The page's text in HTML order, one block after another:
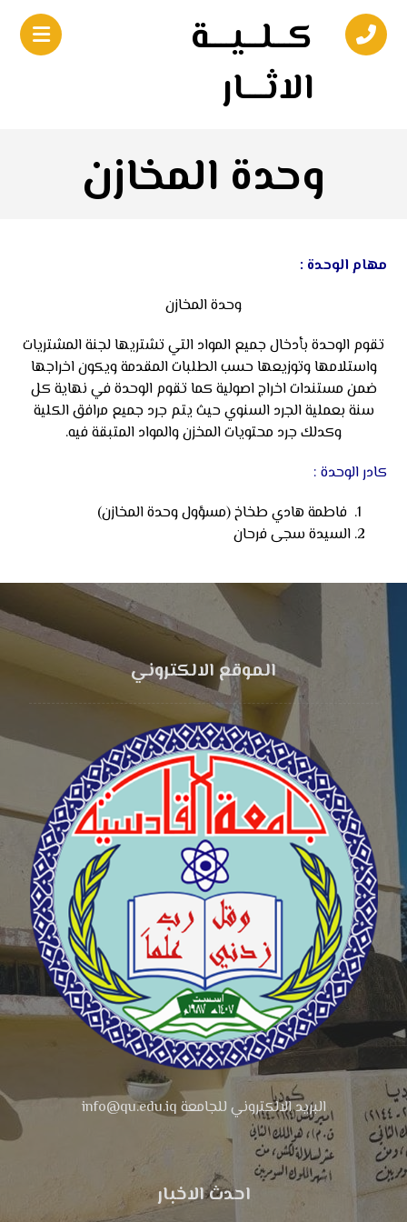
كـــلـــيــــة
الاثــــار
وحدة المخازن
مهام الوحدة :
وحدة المخازن
تقوم الوحدة بأدخال جميع المواد التي تشتريها لجنة المشتريات
واستلامها وتوزيعها حسب الطلبات المقدمة ويكون اخراجها
ضمن مستندات اخراج اصولية كما تقوم الوحدة في نهاية كل
سنة بعملية الجرد السنوي حيث يتم جرد جميع مرافق الكلية
وكدلك جرد محتويات المخزن والمواد المتبقة فيه.
كادر الوحدة :
فاطمة هادي طخاخ (مسؤول وحدة المخازن)
السيدة سجى فرحان
الموقع الالكتروني
البريد الالكتروني للجامعة info@qu.edu.iq
احدث الاخبار